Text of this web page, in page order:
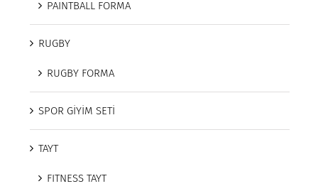
PAINTBALL FORMA
RUGBY
RUGBY FORMA
SPOR GİYİM SETİ
TAYT
FITNESS TAYT